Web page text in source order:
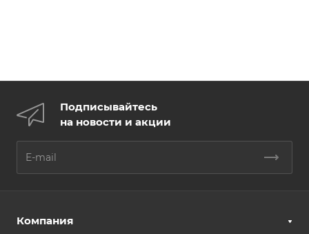
Подписывайтесь
на новости и акции
Компания